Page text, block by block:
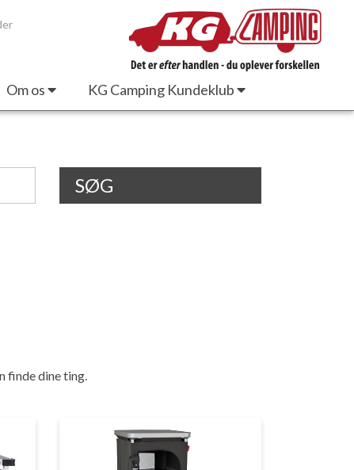
Om os KG Camping Kundeklub
SØG
finde dine ting.